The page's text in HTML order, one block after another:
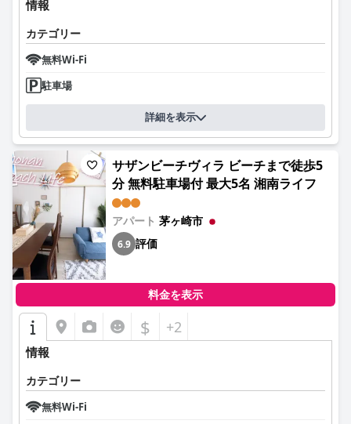
情報
カテゴリー
無料Wi-Fi
駐車場
詳細を表示
サザンビーチヴィラ ビーチまで徒歩5
分 無料駐車場付 最大5名 湘南ライフ
アパート 茅ヶ崎市
6.9 評価
料金を表示
$ +2
情報
カテゴリー
無料Wi-Fi